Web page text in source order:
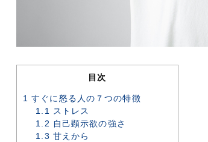
目次
1 すぐに怒る人の７つの特徴
1.1 ストレス
1.2 自己顕示欲の強さ
1.3 甘えから